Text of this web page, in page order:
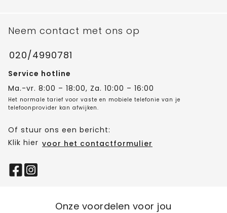
Neem contact met ons op
020/4990781
Service hotline
Ma.-vr. 8:00 – 18:00, Za. 10:00 – 16:00
Het normale tarief voor vaste en mobiele telefonie van je
telefoonprovider kan afwijken.
Of stuur ons een bericht:
Klik hier voor het contactformulier
Onze voordelen voor jou